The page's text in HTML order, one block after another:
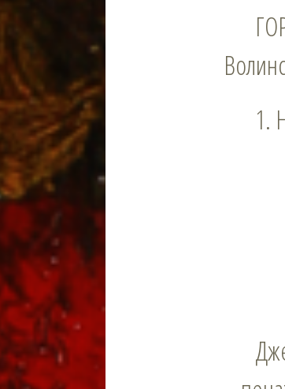
ГОРАЇНИ (Horaynowie) – земянський рід, у XVI–XVII ст. землевласники у